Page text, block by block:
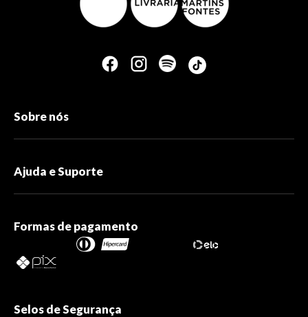
Sobre nós
Ajuda e Suporte
Formas de pagamento
Selos de Segurança